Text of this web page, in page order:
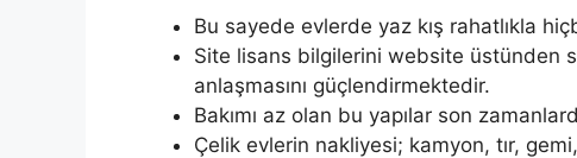
Bu sayede evlerde yaz kış rahatlıkla
Site lisans bilgilerini website üstünden
anlaşmasını güçlendirmektedir.
Bakımı az olan bu yapılar son
Çelik evlerin nakliyesi; kamyon, tır,